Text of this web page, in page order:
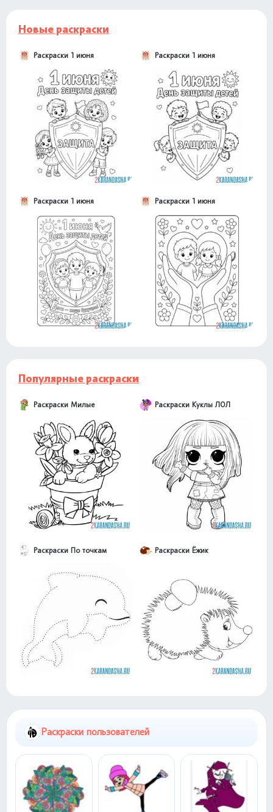
Новые раскраски
Раскраски 1 июня Раскраски 1 июня
Раскраски 1 июня Раскраски 1 июня
Популярные раскраски
Раскраски Милые Раскраски Куклы ЛОЛ
Раскраски По точкам Раскраски Ёжик
Раскраски пользователей